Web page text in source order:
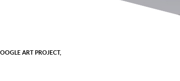
ART PROJECT,